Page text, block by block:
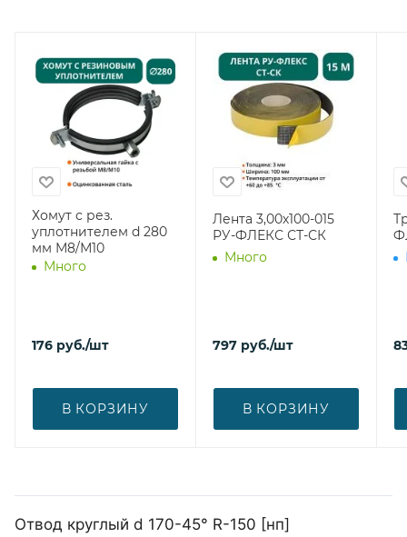
Хомут с рез.
уплотнителем d 280
мм М8/М10
Много
176 руб./шт
В КОРЗИНУ
Лента 3,00х100-015
РУ-ФЛЕКС СТ-СК
Много
797 руб./шт
В КОРЗИНУ
Отвод круглый d 170-45° R-150 [нп]